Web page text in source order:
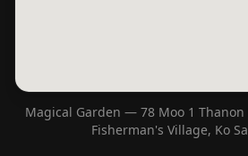
Magical Garden — 78 Moo 1 Thanon
Fisherman's Village, Ko